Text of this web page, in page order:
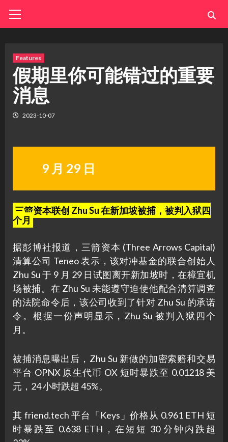
Menu
Features
假期里你可能错过的重要
消息
2023-10-07
9 月 29 日
三箭资本联创 Zhu Su 在新加坡被捕，被判入狱四
个月
据彭博社报道，三箭资本 (Three Arrows Capital)
清算公司 Teneo 表示，该对冲基金的联合创始人
Zhu Su 于 9 月 29 日试图离开新加坡时，在樟宜机
场被捕。在 Zhu Su 未能遵守迫使他配合清算调查
的法院命令后，该公司收到了针对 Zhu Su 的承诺
令。根据一份声明显示，Zhu Su 被判入狱四个
月。
被捕消息曝出后，Zhu Su 新做的加密索赔和交易
平台 OPNX 原生代币 OX 短时暴跌至 0.01218 美
元，24 小时跌超 45%。
其 friend.tech 平台「Keys」价格从 0.961 ETH 短
时暴跌至 0.638 ETH，在短短 30 分钟内跌超